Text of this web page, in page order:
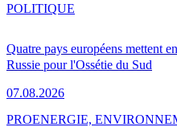
Quatre pays européens mettent
Russie pour l'Ossétie du Sud
07.08.2026
POLITIQUE
PROENERGIE,